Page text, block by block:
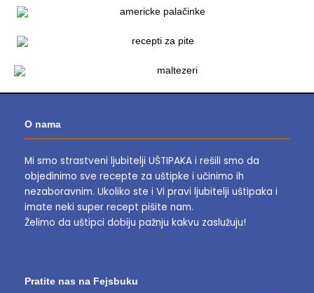
O nama
Mi smo strastveni ljubitelji UŠTIPAKA i rešili smo da
objedinimo sve recepte za uštipke i učinimo ih
nezaboravnim. Ukoliko ste i Vi pravi ljubitelji uštipaka i
imate neki super recept pišite nam.
Želimo da uštipci dobiju pažnju kakvu zaslužuju!
Pratite nas na Fejsbuku